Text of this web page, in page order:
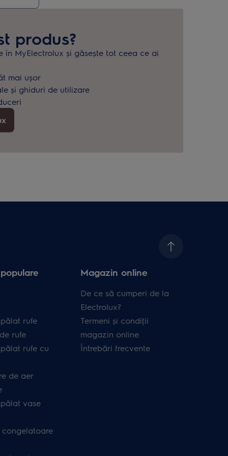
produs?
în MyElectrolux și găsește tot ceea ce ai
mai ușor
și ghiduri de utilizare
rufe
rufe
rufe cu
de aer
vase
congelatoare
Magazin online
De ce să cumperi de la
Electrolux?
Termeni și condiţii
magazin online
Întrebări frecvente